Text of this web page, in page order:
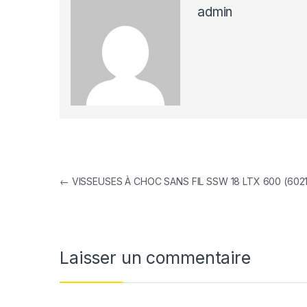
admin
Navigation de l’article
← VISSEUSES À CHOC SANS FIL SSW 18 LTX 600
Laisser un commentaire